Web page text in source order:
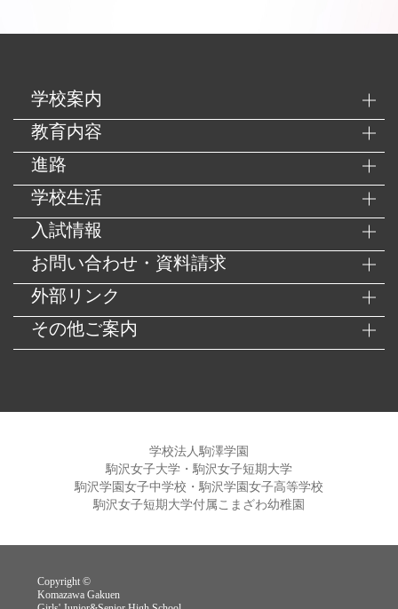
学校案内
教育内容
進路
学校生活
入試情報
お問い合わせ・資料請求
外部リンク
その他ご案内
学校法人駒澤学園
駒沢女子大学・駒沢女子短期大学
駒沢学園女子中学校・駒沢学園女子高等学校
駒沢女子短期大学付属こまざわ幼稚園
Copyright ©
Komazawa Gakuen